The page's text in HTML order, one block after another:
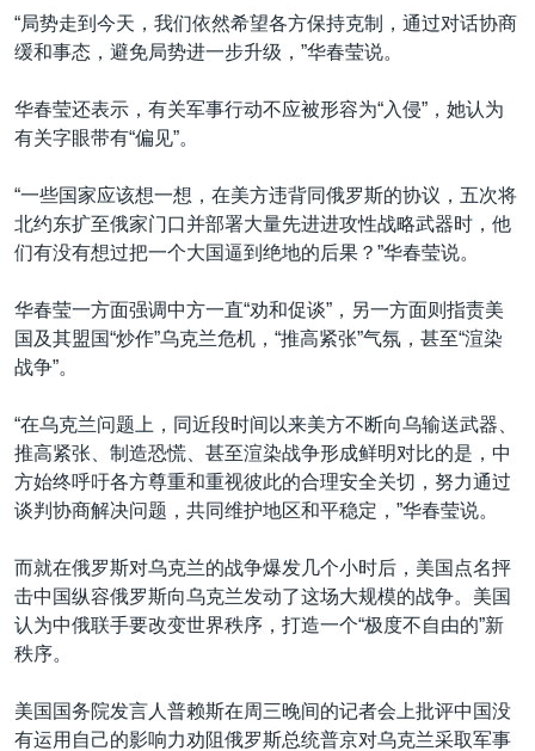
“局势走到今天，我们依然希望各方保持克制，通过对话协商
缓和事态，避免局势进一步升级，”华春莹说。
华春莹还表示，有关军事行动不应被形容为“入侵”，她认为
有关字眼带有“偏见”。
“一些国家应该想一想，在美方违背同俄罗斯的协议，五次将
北约东扩至俄家门口并部署大量先进进攻性战略武器时，他
们有没有想过把一个大国逼到绝地的后果？”华春莹说。
华春莹一方面强调中方一直“劝和促谈”，另一方面则指责美
国及其盟国“炒作”乌克兰危机，“推高紧张”气氛，甚至“渲染
战争”。
“在乌克兰问题上，同近段时间以来美方不断向乌输送武器、
推高紧张、制造恐慌、甚至渲染战争形成鲜明对比的是，中
方始终呼吁各方尊重和重视彼此的合理安全关切，努力通过
谈判协商解决问题，共同维护地区和平稳定，”华春莹说。
而就在俄罗斯对乌克兰的战争爆发几个小时后，美国点名抨
击中国纵容俄罗斯向乌克兰发动了这场大规模的战争。美国
认为中俄联手要改变世界秩序，打造一个“极度不自由的”新
秩序。
美国国务院发言人普赖斯在周三晚间的记者会上批评中国没
有运用自己的影响力劝阻俄罗斯总统普京对乌克兰采取军事